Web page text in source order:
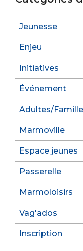
Jeunesse
Enjeu
Initiatives
Événement
Adultes/
Marmoville
Espace jeunes
Passerelle
Marmoloisirs
Vag'ados
Inscription